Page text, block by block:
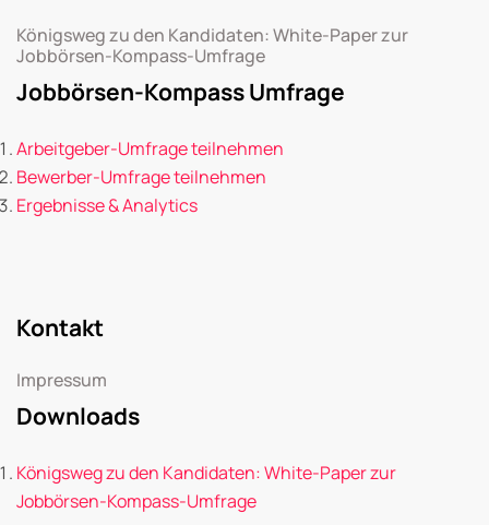
Königsweg zu den Kandidaten: White-Paper zur
Jobbörsen-Kompass-Umfrage
Jobbörsen-Kompass Umfrage
Arbeitgeber-Umfrage teilnehmen
Bewerber-Umfrage teilnehmen
Ergebnisse & Analytics
Kontakt
Impressum
Downloads
Königsweg zu den Kandidaten: White-Paper zur
Jobbörsen-Kompass-Umfrage